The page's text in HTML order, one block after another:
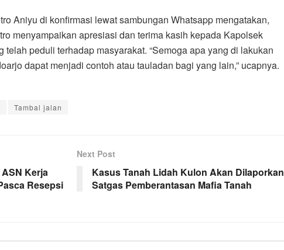
Aniyu di konfirmasi lewat sambungan Whatsapp mengatakan,
menyampaikan apresiasi dan terima kasih kepada Kapolsek
telah peduli terhadap masyarakat. “Semoga apa yang di lakukan
dapat menjadi contoh atau tauladan bagi yang lain,” ucapnya.
Tambal jalan
Kerja
Resepsi
Next Post
Kasus Tanah Lidah Kulon Akan Dilaporkan
Satgas Pemberantasan Mafia Tanah